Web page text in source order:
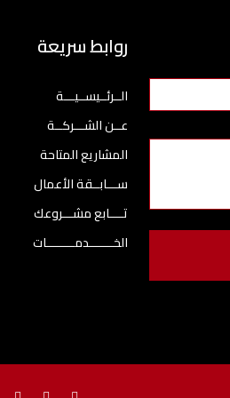
روابط سريعة
الــرئــيســيـــة
عــن الشـــركــة
المشاريع المتاحة
ســـابــقة الأعمال
تــــابع مشـــروعك
الخـــــــدمــــــــات